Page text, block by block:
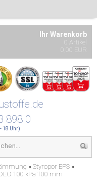
Ihr Warenkorb
0 Artikel
0,00 EUR
898 0
18 Uhr)
» Styropor EPS »
100 kPa 100 mm